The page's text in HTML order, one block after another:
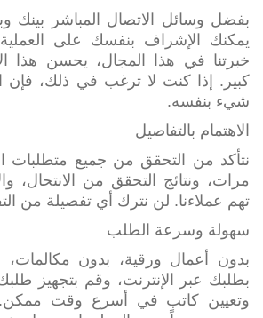
بفضل وسائل الاتصال المباشر بينك
يمكنك الإشراف بنفسك على
خبرتنا في هذا المجال، يحسن هذا
كبير. إذا كنت لا ترغب في ذلك، فإن
شيء بنفسه.
الاهتمام بالتفاصيل
نتأكد من التحقق من جميع متطلبات
مرات، ونتائج التحقق من الانتحال،
تهم عملاءنا. لن نترك أي تفصيلة من
سهولة وسرعة الطلب
بدون أعمال ورقية، بدون مكالمات،
بطلبك عبر الإنترنت، وقم بتجهيز
وتعيين كاتب في أسرع وقت